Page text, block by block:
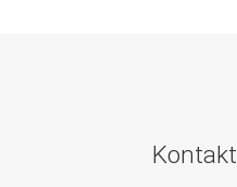
Kontakt